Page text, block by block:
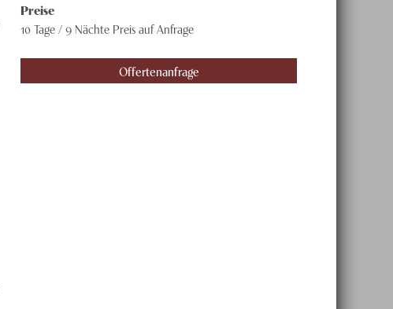
Preise
10 Tage / 9 Nächte Preis auf Anfrage
Offertenanfrage